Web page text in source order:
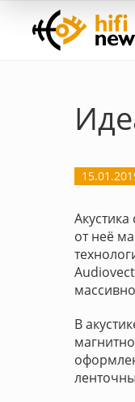
от неё
В